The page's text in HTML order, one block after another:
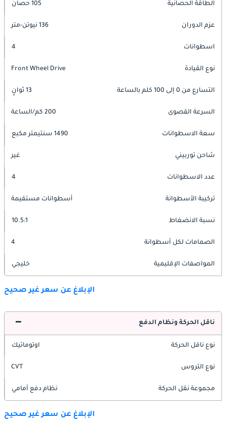
الطاقة الحصانية 105 حصان
عزم الدوران 136 نيوتن-متر
اسطوانات 4
نوع القيادة Front Wheel Drive
التسارع من 0 إلى 100 كلم بالساعة 13 ثوانٍ
السرعة القصوى 200 كم/الساعة
سعة الاسطوانات 1490 سنتيمتر مكبع
شاحن توربيني غير
عدد الاسطوانات 4
تركيبة الأسطوانة أسطوانات مستقيمة
نسبة الانضغاط 10.5:1
الصمامات لكل أسطوانة 4
المواصفات الإقليمية خليجي
الإبلاغ عن سعر غير صحيح
ناقل الحركة ونظام الدفع
نوع ناقل الحركة اوتوماتيك
نوع التروس CVT
مجموعة نقل الحركة نظام دفع أمامي
الإبلاغ عن سعر غير صحيح